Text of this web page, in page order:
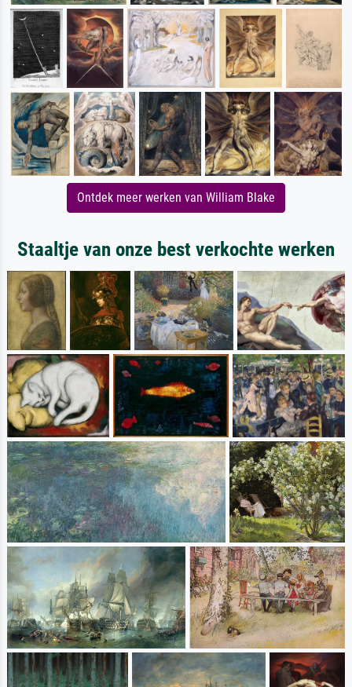
Ontdek meer werken van William Blake
Staaltje van onze best verkochte werken